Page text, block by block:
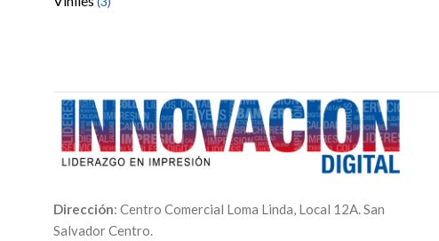
Dirección: Centro Comercial Loma Linda, Local 12A. San
Salvador Centro.